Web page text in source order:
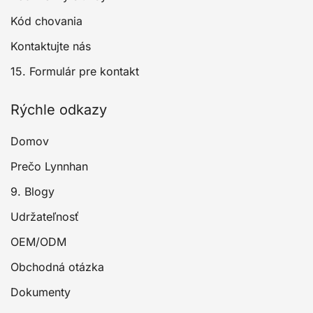
Kód chovania
Kontaktujte nás
15. Formulár pre kontakt
Rýchle odkazy
Domov
Prečo Lynnhan
9. Blogy
Udržateľnosť
OEM/ODM
Obchodná otázka
Dokumenty